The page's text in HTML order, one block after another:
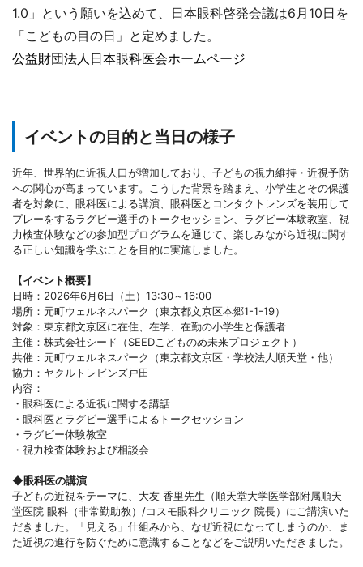
1.0」という願いを込めて、日本眼科啓発会議は6月10日を
「こどもの目の日」と定めました。
公益財団法人日本眼科医会ホームページ
イベントの目的と当日の様子
近年、世界的に近視人口が増加しており、子どもの視力維持・近視予防
への関心が高まっています。こうした背景を踏まえ、小学生とその保護
者を対象に、眼科医による講演、眼科医とコンタクトレンズを装用して
プレーをするラグビー選手のトークセッション、ラグビー体験教室、視
力検査体験などの参加型プログラムを通じて、楽しみながら近視に関す
る正しい知識を学ぶことを目的に実施しました。
【イベント概要】
日時：2026年6月6日（土）13:30～16:00
場所：元町ウェルネスパーク（東京都文京区本郷1-1-19）
対象：東京都文京区に在住、在学、在勤の小学生と保護者
主催：株式会社シード（SEEDこどものめ未来プロジェクト）
共催：元町ウェルネスパーク（東京都文京区・学校法人順天堂・他）
協力：ヤクルトレビンズ戸田
内容：
・眼科医による近視に関する講話
・眼科医とラグビー選手によるトークセッション
・ラグビー体験教室
・視力検査体験および相談会
◆眼科医の講演
子どもの近視をテーマに、大友 香里先生（順天堂大学医学部附属順天
堂医院 眼科（非常勤助教）/コスモ眼科クリニック 院長）にご講演いた
だきました。「見える」仕組みから、なぜ近視になってしまうのか、ま
た近視の進行を防ぐために意識することなどをご説明いただきました。